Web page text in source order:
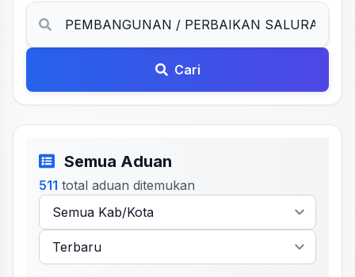
Cari
Semua Aduan
511 total aduan ditemukan